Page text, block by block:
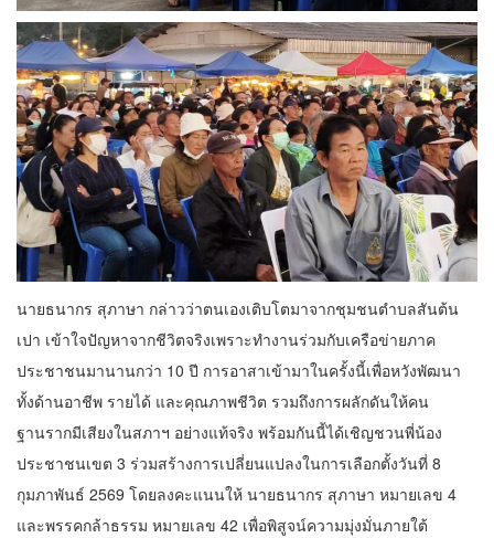
นายธนากร สุภาษา กล่าวว่าตนเองเติบโตมาจากชุมชนตำบลสันต้น
เปา เข้าใจปัญหาจากชีวิตจริงเพราะทำงานร่วมกับเครือข่ายภาค
ประชาชนมานานกว่า 10 ปี การอาสาเข้ามาในครั้งนี้เพื่อหวังพัฒนา
ทั้งด้านอาชีพ รายได้ และคุณภาพชีวิต รวมถึงการผลักดันให้คน
ฐานรากมีเสียงในสภาฯ อย่างแท้จริง พร้อมกันนี้ได้เชิญชวนพี่น้อง
ประชาชนเขต 3 ร่วมสร้างการเปลี่ยนแปลงในการเลือกตั้งวันที่ 8
กุมภาพันธ์ 2569 โดยลงคะแนนให้ นายธนากร สุภาษา หมายเลข 4
และพรรคกล้าธรรม หมายเลข 42 เพื่อพิสูจน์ความมุ่งมั่นภายใต้